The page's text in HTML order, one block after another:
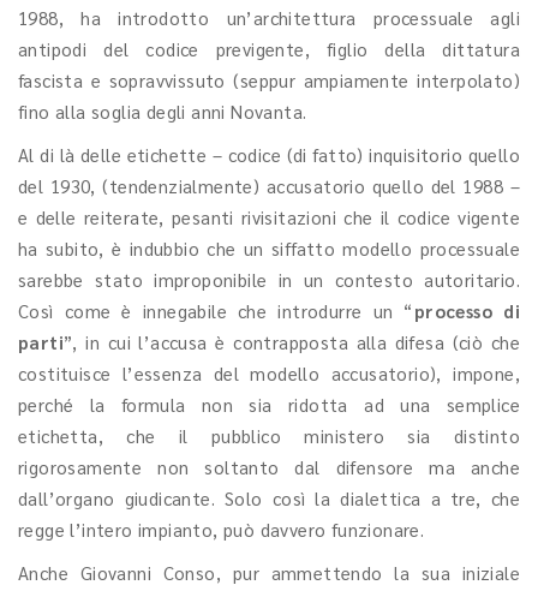
1988, ha introdotto un’architettura processuale agli
antipodi del codice previgente, figlio della dittatura
fascista e sopravvissuto (seppur ampiamente interpolato)
fino alla soglia degli anni Novanta.
Al di là delle etichette – codice (di fatto) inquisitorio quello
del 1930, (tendenzialmente) accusatorio quello del 1988 –
e delle reiterate, pesanti rivisitazioni che il codice vigente
ha subito, è indubbio che un siffatto modello processuale
sarebbe stato improponibile in un contesto autoritario.
Così come è innegabile che introdurre un “ processo di
parti”, in cui l’accusa è contrapposta alla difesa (ciò che
costituisce l’essenza del modello accusatorio), impone,
perché la formula non sia ridotta ad una semplice
etichetta, che il pubblico ministero sia distinto
rigorosamente non soltanto dal difensore ma anche
dall’organo giudicante. Solo così la dialettica a tre, che
regge l’intero impianto, può davvero funzionare.
Anche Giovanni Conso, pur ammettendo la sua iniziale